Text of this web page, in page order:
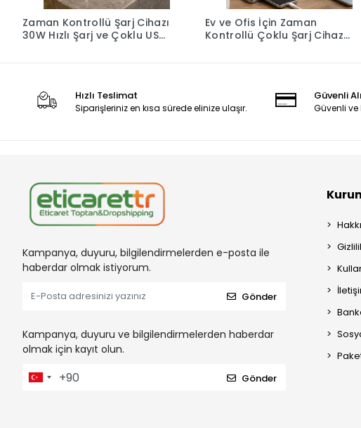
Zaman Kontrollü Şarj Cihazı
30W Hızlı Şarj ve Çoklu USB
Ev ve Ofis İçin Zaman
Kontrollü Çoklu Şarj Cihazı
Hızlı Teslimat
Siparişleriniz en kısa sürede elinize ulaşır.
Güvenli
Güvenli
Kampanya, duyuru, bilgilendirmelerden e-posta ile
haberdar olmak istiyorum.
Gönder
Kampanya, duyuru ve bilgilendirmelerden haberdar
olmak için kayıt olun.
Gönder